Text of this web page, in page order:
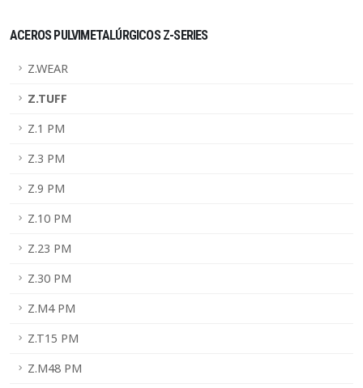
ACEROS PULVIMETALÚRGICOS Z-SERIES
Z.WEAR
Z.TUFF
Z.1 PM
Z.3 PM
Z.9 PM
Z.10 PM
Z.23 PM
Z.30 PM
Z.M4 PM
Z.T15 PM
Z.M48 PM